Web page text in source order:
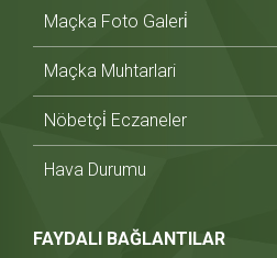
Maçka Foto Galeri̇
Maçka Muhtarlari
Nöbetçi̇ Eczaneler
Hava Durumu
FAYDALI BAĞLANTILAR